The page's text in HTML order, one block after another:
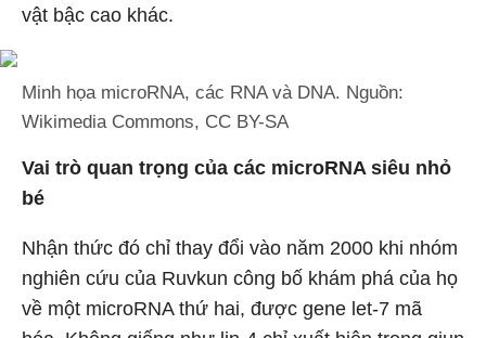
vật bậc cao khác.
Minh họa microRNA, các RNA và DNA. Nguồn:
Wikimedia Commons, CC BY-SA
Vai trò quan trọng của các microRNA siêu nhỏ
bé
Nhận thức đó chỉ thay đổi vào năm 2000 khi nhóm
nghiên cứu của Ruvkun công bố khám phá của họ
về một microRNA thứ hai, được gene let-7 mã